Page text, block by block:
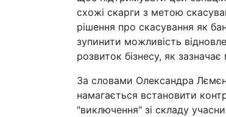
схожі скарги з метою
рішення про скасування як
зупинити можливість
розвиток бізнесу, як
За словами Олександра
намагається встановити
"виключення" зі складу